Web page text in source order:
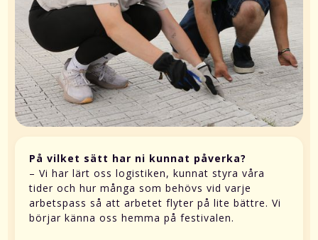
På vilket sätt har ni kunnat påverka?
– Vi har lärt oss logistiken, kunnat styra våra
tider och hur många som behövs vid varje
arbetspass så att arbetet flyter på lite bättre. Vi
börjar känna oss hemma på festivalen.